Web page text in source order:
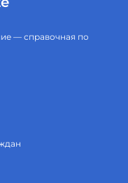
— справочная по